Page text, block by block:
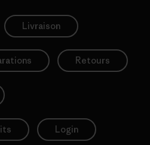
Livraison
Retours
Login